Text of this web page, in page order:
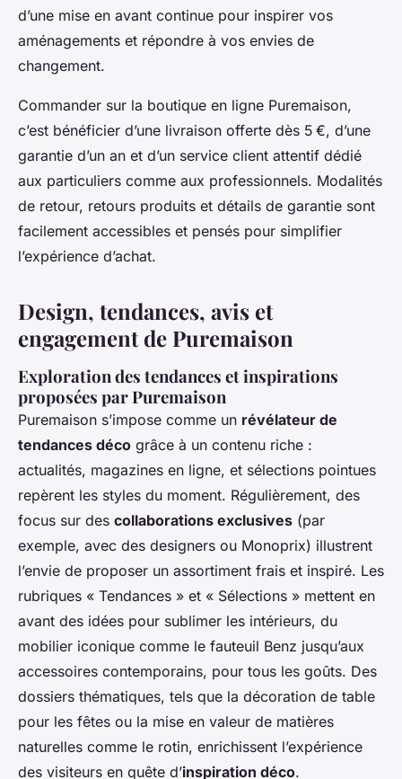
d’une mise en avant continue pour inspirer vos
aménagements et répondre à vos envies de
changement.
Commander sur la boutique en ligne Puremaison,
c’est bénéficier d’une livraison offerte dès 5 €, d’une
garantie d’un an et d’un service client attentif dédié
aux particuliers comme aux professionnels. Modalités
de retour, retours produits et détails de garantie sont
facilement accessibles et pensés pour simplifier
l’expérience d’achat.
Design, tendances, avis et
engagement de Puremaison
Exploration des tendances et inspirations
proposées par Puremaison
Puremaison s’impose comme un révélateur de
tendances déco grâce à un contenu riche :
actualités, magazines en ligne, et sélections pointues
repèrent les styles du moment. Régulièrement, des
focus sur des collaborations exclusives (par
exemple, avec des designers ou Monoprix) illustrent
l’envie de proposer un assortiment frais et inspiré. Les
rubriques « Tendances » et « Sélections » mettent en
avant des idées pour sublimer les intérieurs, du
mobilier iconique comme le fauteuil Benz jusqu’aux
accessoires contemporains, pour tous les goûts. Des
dossiers thématiques, tels que la décoration de table
pour les fêtes ou la mise en valeur de matières
naturelles comme le rotin, enrichissent l’expérience
des visiteurs en quête d’inspiration déco.